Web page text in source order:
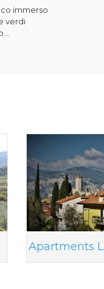
immerso
verdi
Apartments